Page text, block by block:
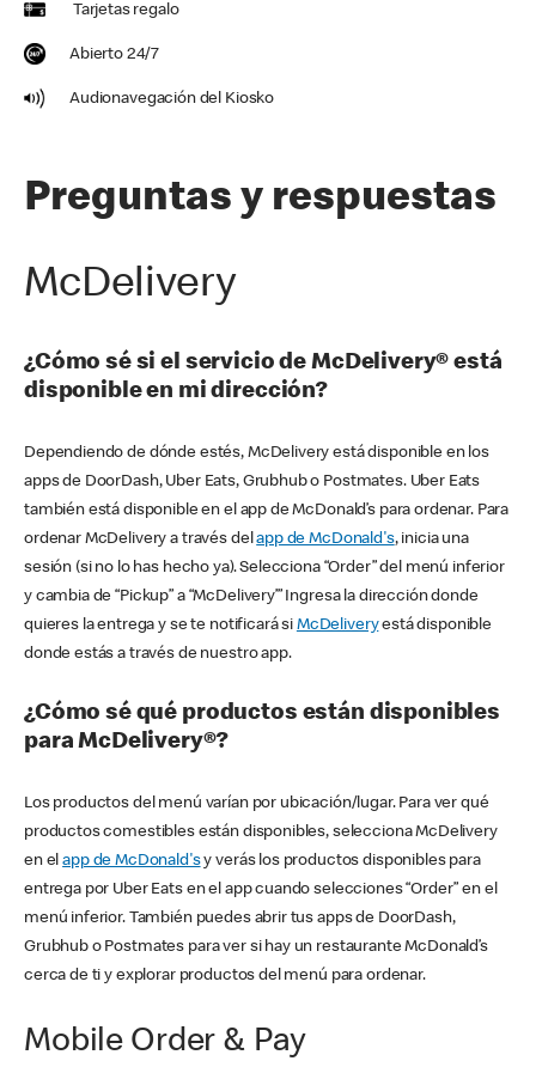
Tarjetas regalo
Abierto 24/7
Audionavegación del Kiosko
Preguntas y respuestas
McDelivery
¿Cómo sé si el servicio de McDelivery® está
disponible en mi dirección?
Dependiendo de dónde estés, McDelivery está disponible en los
apps de DoorDash, Uber Eats, Grubhub o Postmates. Uber Eats
también está disponible en el app de McDonald’s para ordenar. Para
ordenar McDelivery a través delapp de McDonald's, inicia una
sesión (si no lo has hecho ya). Selecciona “Order” del menú inferior
y cambia de “Pickup” a “McDelivery’” Ingresa la dirección donde
quieres la entrega y se te notificará si McDeliveryestá disponible
donde estás a través de nuestro app.
¿Cómo sé qué productos están disponibles
para McDelivery®?
Los productos del menú varían por ubicación/lugar. Para ver qué
productos comestibles están disponibles, selecciona McDelivery
en elapp de McDonald'sy verás los productos disponibles para
entrega por Uber Eats en el app cuando selecciones “Order” en el
menú inferior. También puedes abrir tus apps de DoorDash,
Grubhub o Postmates para ver si hay un restaurante McDonald’s
cerca de ti y explorar productos del menú para ordenar.
Mobile Order & Pay